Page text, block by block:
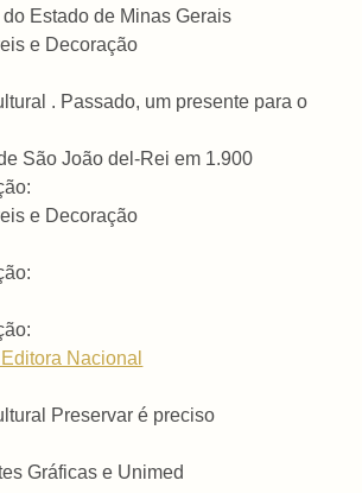
Estado de Minas Gerais
e Decoração
. Passado, um presente para o
São João del-Rei em 1.900
e Decoração
Nacional
Preservar é preciso
Gráficas e Unimed